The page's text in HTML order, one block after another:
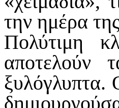
την ημέρα
Πολύτιμη
αποτελούν
ξυλόγλυπτα.